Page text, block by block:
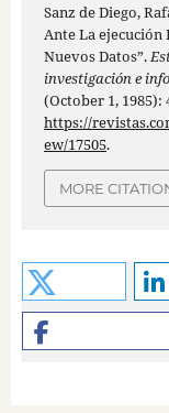
Sanz de Diego,
Ante La ejecución
Nuevos Datos”.
investigación e
(October 1, 1985):
https://
ew/17505.
MORE